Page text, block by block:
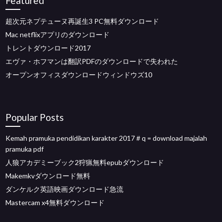
超次元ネプテューヌ再誕生3 PC無料ダウンロード
Mac netflixアプリのダウンロード
トレントダウンロード2017
エヴァ・ホフマンは翻訳PDFのダウンロードで失われた
オープンオフィスダウンロードウィンドウズ10
Popular Posts
Kemah pramuka pendidikan karakter 2017＃q = download majalah
pramuka pdf
人狼アカデミーブック2狩猟無料epubダウンロード
Makemkvダウンロード無料
ダンケルク英語映画ダウンロード急流
Mastercam x4無料ダウンロード